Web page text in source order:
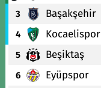
3 Başakşehir
4 Kocaelispor
5 Beşiktaş
6 Eyüpspor